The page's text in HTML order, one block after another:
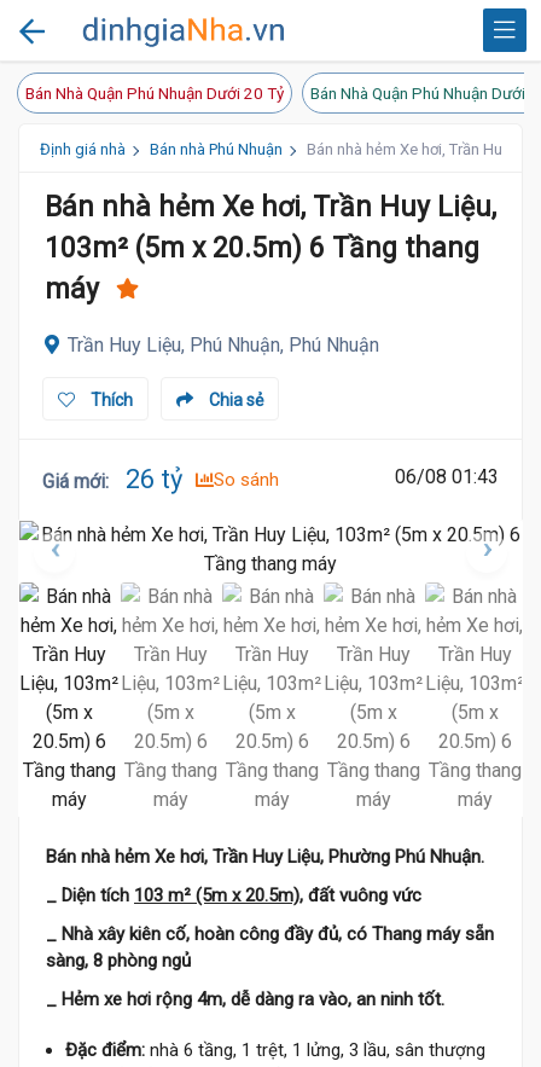
Bán Nhà Quận Phú Nhuận Dưới 20 Tỷ Bán Nhà Quận Phú Nhuận Dưới
Định giá nhà Bán nhà Phú Nhuận Bán nhà hẻm Xe hơi, Trần Huy
Bán nhà hẻm Xe hơi, Trần Huy Liệu,
103m² (5m x 20.5m) 6 Tầng thang
máy
Trần Huy Liệu, Phú Nhuận, Phú Nhuận
Chia sẻ
Thích
Giá mới: 26 tỷ So sánh 06/08 01:43
Bán nhà hẻm Xe hơi, Trần Huy Liệu, Phường Phú Nhuận.
_ Diện tích 103 m² (5m x 20.5m), đất vuông vức
_ Nhà xây kiên cố, hoàn công đầy đủ, có Thang máy sẵn
sàng, 8 phòng ngủ
_ Hẻm xe hơi rộng 4m, dễ dàng ra vào, an ninh tốt.
Đặc điểm: nhà 6 tầng, 1 trệt, 1 lửng, 3 lầu, sân thượng